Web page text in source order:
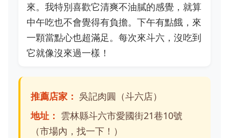
來。我特別喜歡它清爽不油膩的感覺，就算
中午吃也不會覺得有負擔。下午有點餓，來
一顆當點心也超滿足。每次來斗六，沒吃到
它就像沒來過一樣！
推薦店家： 吳記肉圓（斗六店）
地址： 雲林縣斗六市愛國街21巷10號
（市場內，找一下！）